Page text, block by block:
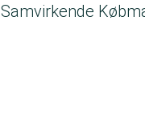
Samvirkende